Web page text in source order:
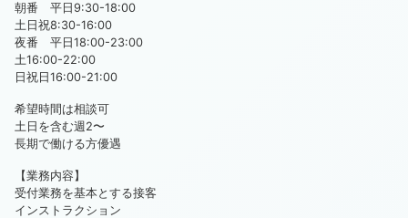
朝番 平日9:30-18:00
土日祝8:30-16:00
夜番 平日18:00-23:00
土16:00-22:00
日祝日16:00-21:00
希望時間は相談可
土日を含む週2〜
長期で働ける方優遇
【業務内容】
受付業務を基本とする接客
インストラクション